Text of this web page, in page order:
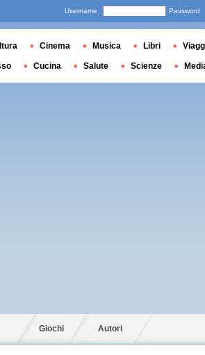
Giochi Autori
Username Password
Cinema Musica Libri
Cucina Salute Scienze